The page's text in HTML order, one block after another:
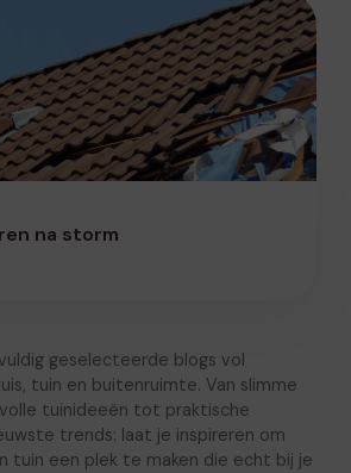
na storm
geselecteerde blogs vol
tuin en buitenruimte. Van slimme
tuinideeën tot praktische
trends: laat je inspireren om
tuin een plek te maken die echt bij je